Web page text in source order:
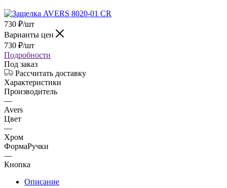
730 ₽/шт
Варианты цен
730 ₽/шт
Подробности
Под заказ
Рассчитать доставку
Характеристики
Производитель
—
Avers
Цвет
—
Хром
ФормаРучки
—
Кнопка
Описание